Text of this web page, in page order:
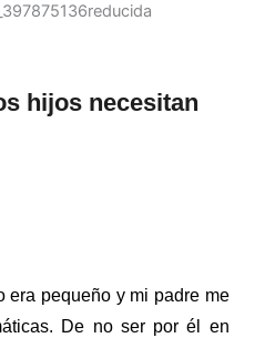
hijos necesitan
era pequeño y mi padre me
De no ser por él en